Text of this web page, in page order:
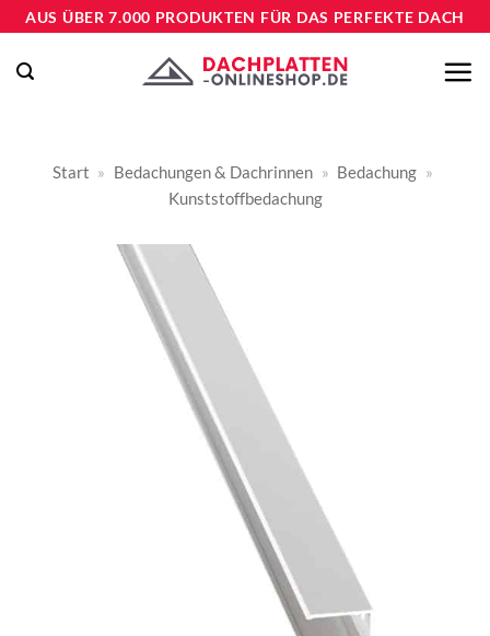
Zum
springen
AUS ÜBER 7.000 PRODUKTEN FÜR DAS PERFEKTE DACH
Start » Bedachungen & Dachrinnen » Bedachung »
Kunststoffbedachung